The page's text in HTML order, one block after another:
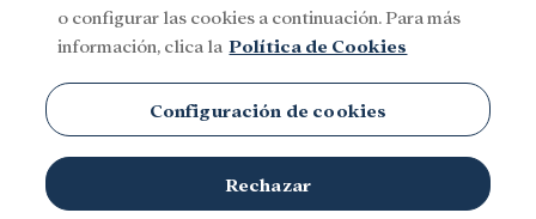
o configurar las cookies a continuación. Para más
información, clica la Política de Cookies
Configuración de cookies
Rechazar